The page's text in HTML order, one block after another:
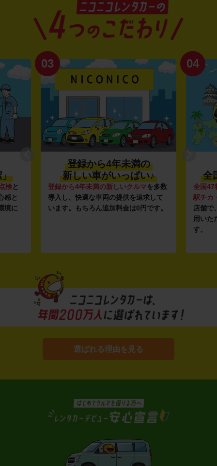
」
検と
感と
境に
03
登録から4年未満の
新しい車がいっぱい♪
登録から4年未満の新しいクルマを多数
導入し、快適な車両の提供を追求して
います。もちろん追加料金は0円です。
04
全
全国47
駅チカ
店舗で
用いた
す。
選ばれる理由を見る